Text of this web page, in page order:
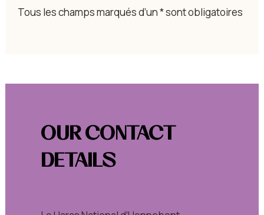
Tous les champs marqués d’un * sont obligatoires
OUR CONTACT
DETAILS